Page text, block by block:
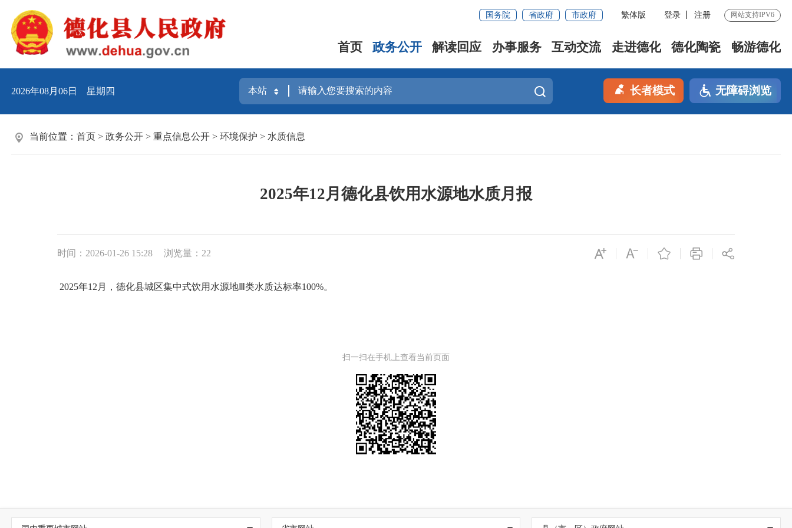
国务院 省政府 市政府 繁体版 登录 注册 网站支持IPV6
首页 政务公开 解读回应 办事服务 互动交流 走进德化 德化陶瓷 畅游德化
2026年08月06日 星期四 长者模式 无障碍浏览
当前位置： 首页 > 政务公开 > 重点信息公开 > 环境保护 > 水质信息
2025年12月德化县饮用水源地水质月报
时间：2026-01-26 15:28 浏览量： 22
2025年12月，德化县城区集中式饮用水源地Ⅲ 类水质达标率100%。
扫一扫在手机上查看当前页面